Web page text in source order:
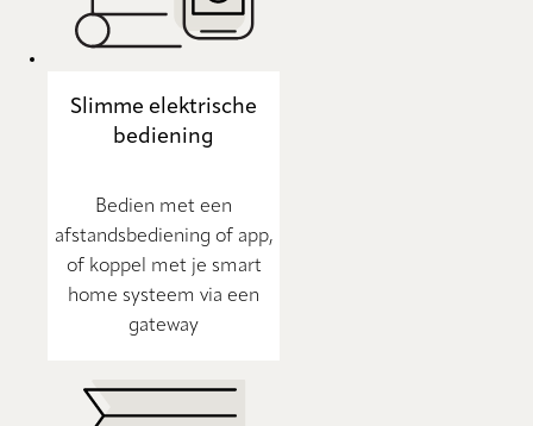
Slimme elektrische
bediening
Bedien met een
afstandsbediening of app,
of koppel met je smart
home systeem via een
gateway